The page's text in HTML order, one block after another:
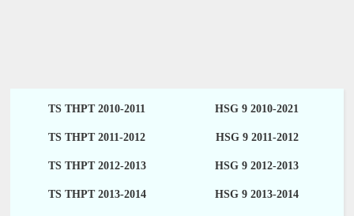
TS THPT 2010-2011 HSG 9 2010-2021
TS THPT 2011-2012 HSG 9 2011-2012
TS THPT 2012-2013 HSG 9 2012-2013
TS THPT 2013-2014 HSG 9 2013-2014